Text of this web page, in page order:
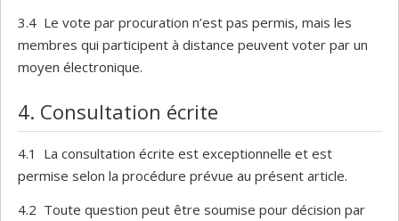
3.4 Le vote par procuration n’est pas permis, mais les
membres qui participent à distance peuvent voter par un
moyen électronique.
4. Consultation écrite
4.1 La consultation écrite est exceptionnelle et est
permise selon la procédure prévue au présent article.
4.2 Toute question peut être soumise pour décision par